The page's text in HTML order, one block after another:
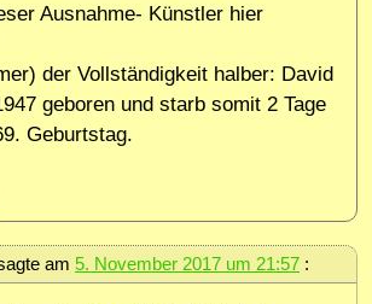
Ausnahme- Künstler hier
der Vollständigkeit halber: David
geboren und starb somit 2 Tage
Geburtstag.
am 5. November 2017 um 21:57 :